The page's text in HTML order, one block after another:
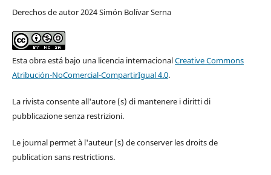
Derechos de autor 2024 Simón Bolívar Serna
Esta obra está bajo una licencia internacionalCreative Commons
Atribución-NoComercial-CompartirIgual 4.0.
La rivista consente all'autore (s) di mantenere i diritti di
pubblicazione senza restrizioni.
Le journal permet à l'auteur (s) de conserver les droits de
publication sans restrictions.